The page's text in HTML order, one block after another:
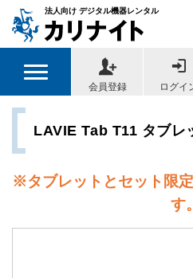
法人向け デジタル機器レンタル
会員登録 ログイ
LAVIE Tab T11 タブレ
※タブレットとセット限
す。